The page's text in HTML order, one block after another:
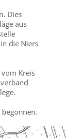
Dies
aus
die Niers
Kreis